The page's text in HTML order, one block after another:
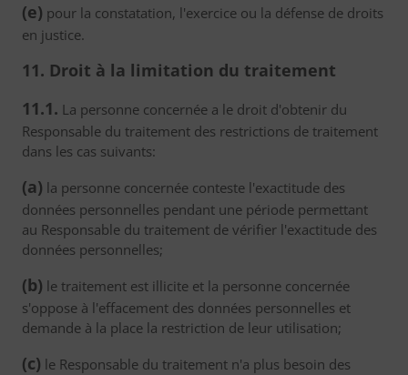
(e) pour la constatation, l'exercice ou la défense de droits
en justice.
11. Droit à la limitation du traitement
11.1. La personne concernée a le droit d'obtenir du
Responsable du traitement des restrictions de traitement
dans les cas suivants:
(a) la personne concernée conteste l'exactitude des
données personnelles pendant une période permettant
au Responsable du traitement de vérifier l'exactitude des
données personnelles;
(b) le traitement est illicite et la personne concernée
s'oppose à l'effacement des données personnelles et
demande à la place la restriction de leur utilisation;
(c) le Responsable du traitement n'a plus besoin des